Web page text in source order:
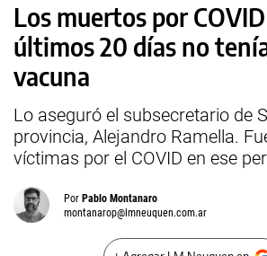
Los muertos por
últimos 20 días no
vacuna
Lo aseguró el subsecretario de
provincia, Alejandro Ramella.
víctimas por el COVID en ese
Por Pablo Montanaro
montanarop@lmneuquen.com.ar